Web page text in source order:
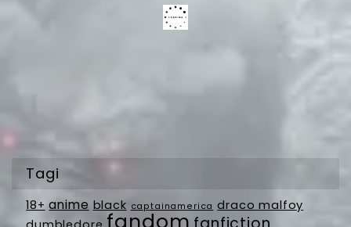
Tagi
18+ anime black captainamerica draco malfoy